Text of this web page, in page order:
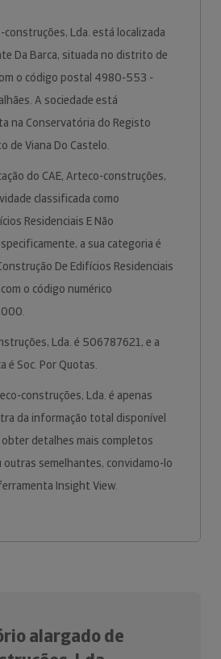
Lda. está localizada
Da Barca, situada no distrito de
o código postal 4980-553 -
A sociedade está
na Conservatória do Registo
de Viana Do Castelo.
do CAE, Arteco-construções,
classificada como
Residenciais E Não
a sua categoria é
De Edifícios Residenciais
o código numérico
Lda. é 506787621, e a
é Soc. Por Quotas.
construções, Lda. é apenas
da informação total disponível
detalhes mais completos
outras semelhantes, convidamo-lo
Insight View.
alargado de